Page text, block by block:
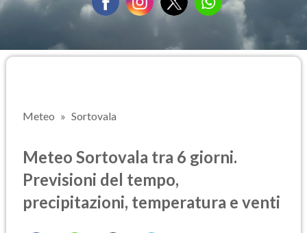
Meteo Sortovala
Meteo Sortovala tra 6 giorni.
Previsioni del tempo,
precipitazioni, temperatura e venti